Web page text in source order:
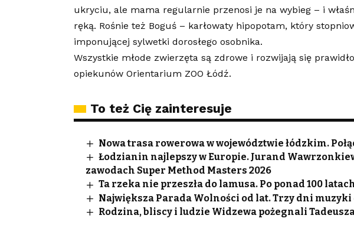
ukryciu, ale mama regularnie przenosi je na wybieg – i
ręką. Rośnie też Boguś – karłowaty hipopotam, który
imponującej sylwetki dorosłego osobnika.
Wszystkie młode zwierzęta są zdrowe i rozwijają się
opiekunów Orientarium ZOO Łódź.
To też Cię zainteresuje
Nowa trasa rowerowa w województwie łódzkim.
Łodzianin najlepszy w Europie. Jurand
zawodach Super Method Masters 2026
Ta rzeka nie przeszła do lamusa. Po ponad 100
Największa Parada Wolności od lat. Trzy dni
Rodzina, bliscy i ludzie Widzewa pożegnali